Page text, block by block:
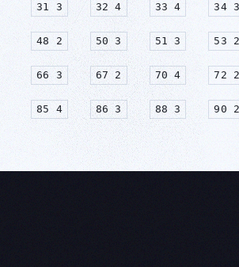
31 3 32 4 33 4 34 3
48 2 50 3 51 3 53 2
66 3 67 2 70 4 72 2
85 4 86 3 88 3 90 2